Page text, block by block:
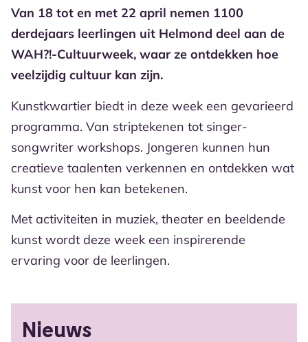
Van 18 tot en met 22 april nemen 1100
derdejaars leerlingen uit Helmond deel aan de
WAH?!-Cultuurweek, waar ze ontdekken hoe
veelzijdig cultuur kan zijn.
Kunstkwartier biedt in deze week een gevarieerd
programma. Van striptekenen tot singer-
songwriter workshops. Jongeren kunnen hun
creatieve taalenten verkennen en ontdekken wat
kunst voor hen kan betekenen.
Met activiteiten in muziek, theater en beeldende
kunst wordt deze week een inspirerende
ervaring voor de leerlingen.
Nieuws